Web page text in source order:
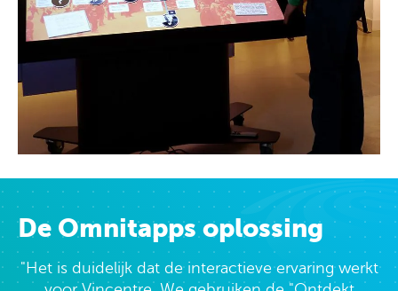
De Omnitapps oplossing
"Het is duidelijk dat de interactieve ervaring werkt